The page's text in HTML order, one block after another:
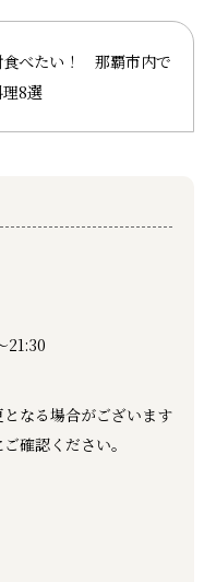
食べたい！ 那覇市内で
8選
21:30
なる場合がございます
確認ください。